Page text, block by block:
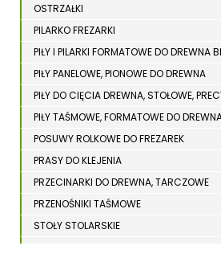
OSTRZAŁKI
PILARKO FREZARKI
PIŁY I PILARKI FORMATOWE DO DREWNA
PIŁY PANELOWE, PIONOWE DO DREWNA
PIŁY DO CIĘCIA DREWNA, STOŁOWE,
PIŁY TAŚMOWE, FORMATOWE DO
POSUWY ROLKOWE DO FREZAREK
PRASY DO KLEJENIA
PRZECINARKI DO DREWNA, TARCZOWE
PRZENOŚNIKI TAŚMOWE
STOŁY STOLARSKIE